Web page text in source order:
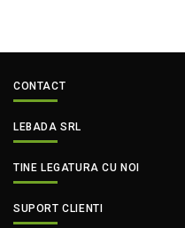
CONTACT
LEBADA SRL
TINE LEGATURA CU NOI
SUPORT CLIENTI